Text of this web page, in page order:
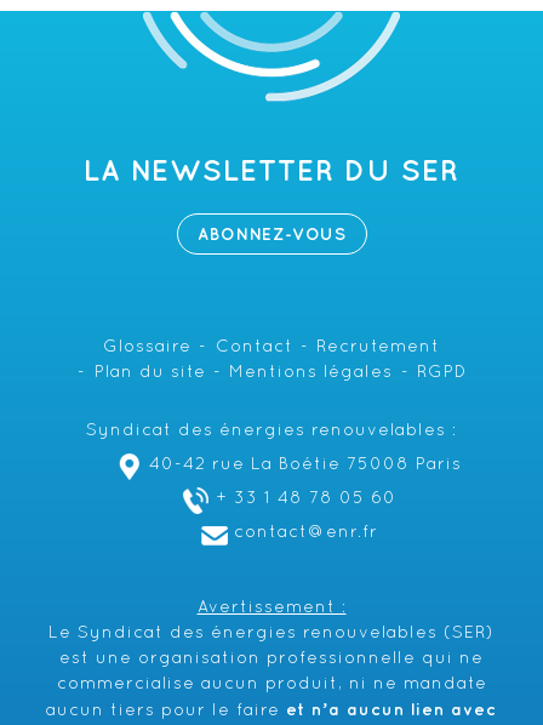
LA NEWSLETTER DU SER
ABONNEZ-VOUS
Glossaire Contact
Recrutement
Plan du site
Mentions légales RGPD
Syndicat des énergies renouvelables :
40-42 rue La Boétie 75008 Paris
+ 33 1 48 78 05 60
contact@enr.fr
Avertissement :
Le Syndicat des énergies renouvelables (SER)
est une organisation professionnelle qui ne
commercialise aucun produit, ni ne mandate
aucun tiers pour le faire et n’a aucun lien avec